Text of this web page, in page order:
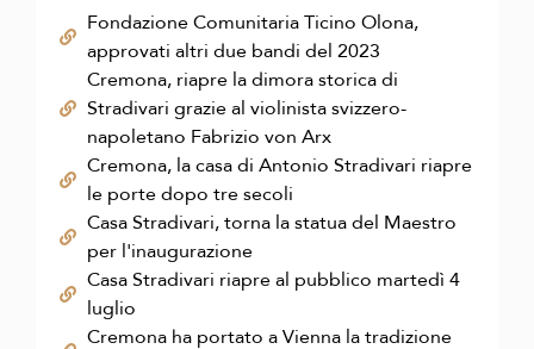
Fondazione Comunitaria Ticino Olona,
approvati altri due bandi del 2023
Cremona, riapre la dimora storica di
Stradivari grazie al violinista svizzero-
napoletano Fabrizio von Arx
Cremona, la casa di Antonio Stradivari riapre
le porte dopo tre secoli
Casa Stradivari, torna la statua del Maestro
per l'inaugurazione
Casa Stradivari riapre al pubblico martedì 4
luglio
Cremona ha portato a Vienna la tradizione